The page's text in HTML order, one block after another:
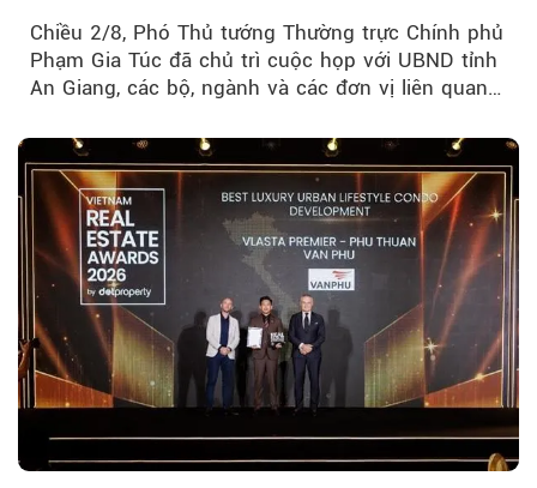
Chiều 2/8, Phó Thủ tướng Thường trực Chính phủ
Phạm Gia Túc đã chủ trì cuộc họp với UBND tỉnh
An Giang, các bộ, ngành và các đơn vị liên quan